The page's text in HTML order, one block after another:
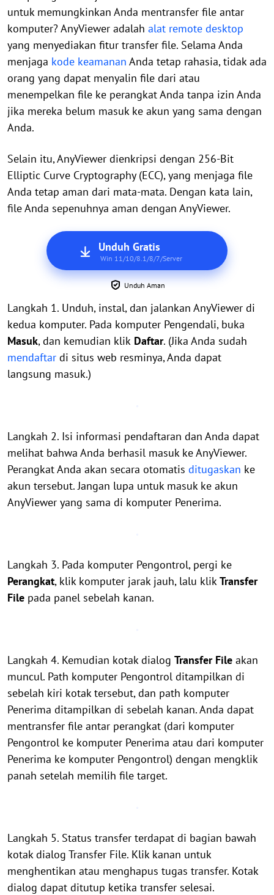
untuk memungkinkan Anda mentransfer file antar
komputer? AnyViewer adalah alat remote desktop
yang menyediakan fitur transfer file. Selama Anda
menjaga kode keamanan Anda tetap rahasia, tidak ada
orang yang dapat menyalin file dari atau
menempelkan file ke perangkat Anda tanpa izin Anda
jika mereka belum masuk ke akun yang sama dengan
Anda.
Selain itu, AnyViewer dienkripsi dengan 256-Bit
Elliptic Curve Cryptography (ECC), yang menjaga file
Anda tetap aman dari mata-mata. Dengan kata lain,
file Anda sepenuhnya aman dengan AnyViewer.
Unduh Gratis
Win 11/10/8.1/8/7/Server
Unduh Aman
Langkah 1. Unduh, instal, dan jalankan AnyViewer di
kedua komputer. Pada komputer Pengendali, buka
Masuk, dan kemudian klik Daftar. (Jika Anda sudah
mendaftar di situs web resminya, Anda dapat
langsung masuk.)
Langkah 2. Isi informasi pendaftaran dan Anda dapat
melihat bahwa Anda berhasil masuk ke AnyViewer.
Perangkat Anda akan secara otomatis ditugaskan ke
akun tersebut. Jangan lupa untuk masuk ke akun
AnyViewer yang sama di komputer Penerima.
Langkah 3. Pada komputer Pengontrol, pergi ke
Perangkat, klik komputer jarak jauh, lalu klikTransfer
File pada panel sebelah kanan.
Langkah 4. Kemudian kotak dialog Transfer File akan
muncul. Path komputer Pengontrol ditampilkan di
sebelah kiri kotak tersebut, dan path komputer
Penerima ditampilkan di sebelah kanan. Anda dapat
mentransfer file antar perangkat (dari komputer
Pengontrol ke komputer Penerima atau dari komputer
Penerima ke komputer Pengontrol) dengan mengklik
panah setelah memilih file target.
Langkah 5. Status transfer terdapat di bagian bawah
kotak dialog Transfer File. Klik kanan untuk
menghentikan atau menghapus tugas transfer. Kotak
dialog dapat ditutup ketika transfer selesai.